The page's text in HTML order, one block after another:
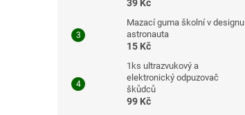
39 Kč
Mazací guma školní v designu
astronauta
15 Kč
1ks ultrazvukový a
elektronický odpuzovač
škůdců
99 Kč